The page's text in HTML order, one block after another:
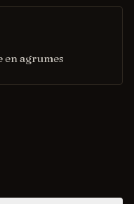
en agrumes